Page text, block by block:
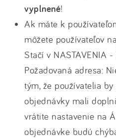
vyplnené!
Ak máte k
môžete používateľov
Stačí v NASTAVENIA
Požadovaná adresa:
tým, že používatelia
objednávky mali
vrátite nastavenie na
objednávke budú